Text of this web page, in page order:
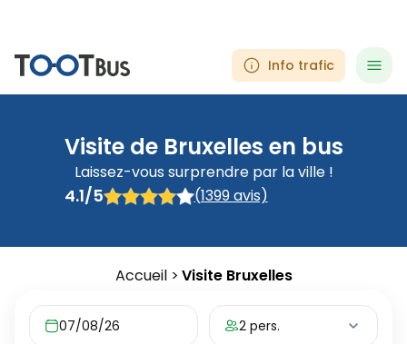
info Info trafic menu
Visite de Bruxelles en bus
Laissez-vous surprendre par la ville !
4.1/5
4.1/5 - 1399 avis (1399 avis)
Accueil Visite Bruxelles
07/08/26 2 pers.